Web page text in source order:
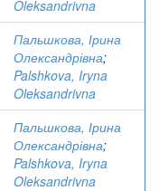
Oleksandrivna
Пальшкова, Ірина
Олександрівна;
Palshkova, Iryna
Oleksandrivna
Пальшкова, Ірина
Олександрівна;
Palshkova, Iryna
Oleksandrivna